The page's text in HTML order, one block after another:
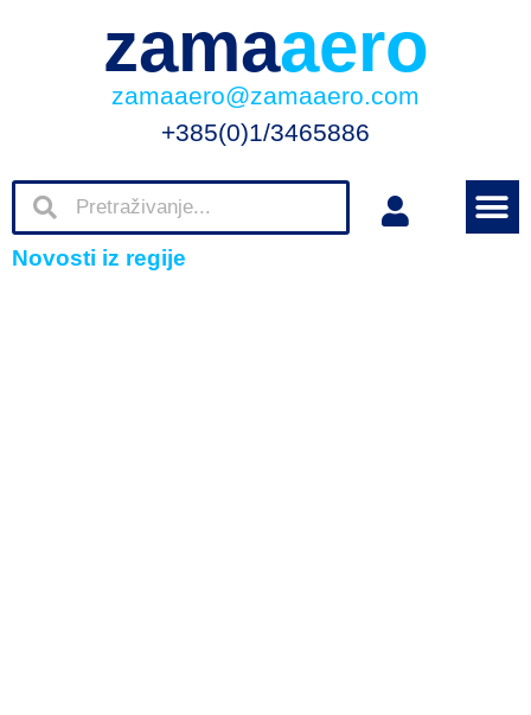
zamaaero
zamaaero@zamaaero.com
+385(0)1/3465886
Novosti iz regije